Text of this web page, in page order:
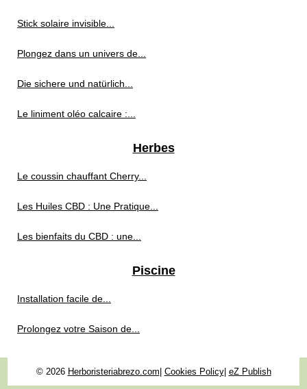
Stick solaire invisible...
Plongez dans un univers de...
Die sichere und natürlich...
Le liniment oléo calcaire :...
Herbes
Le coussin chauffant Cherry...
Les Huiles CBD : Une Pratique...
Les bienfaits du CBD : une...
Piscine
Installation facile de...
Prolongez votre Saison de...
© 2026 Herboristeriabrezo.com Cookies Policy| eZ Publish